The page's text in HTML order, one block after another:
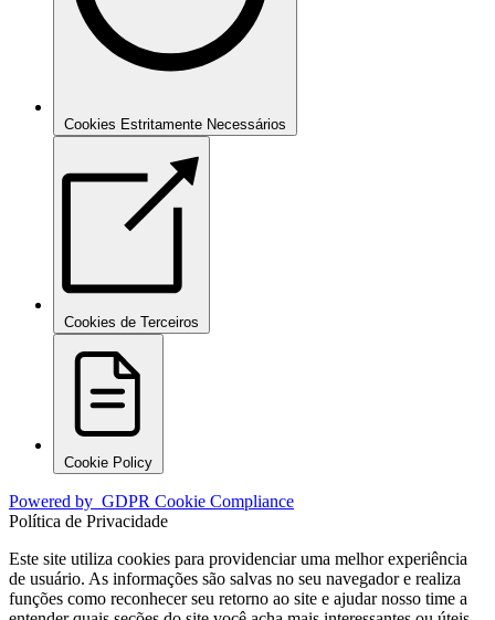
Cookies Estritamente Necessários
Cookies de Terceiros
Cookie Policy
Powered by GDPR Cookie Compliance
Política de Privacidade
Este site utiliza cookies para providenciar uma melhor experiência
de usuário. As informações são salvas no seu navegador e realiza
funções como reconhecer seu retorno ao site e ajudar nosso time a